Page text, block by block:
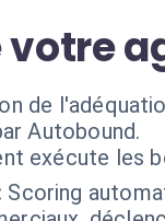
votre
de
Autobound.
exécute les
Scoring